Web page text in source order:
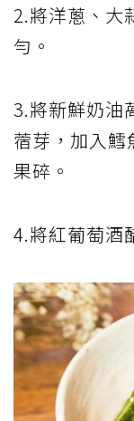
2.將洋蔥、大
勻。
3.將新鮮奶油
蓿芽，加入鱈
果碎。
4.將紅葡萄酒